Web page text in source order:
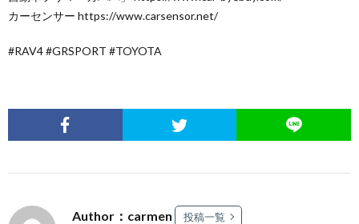
カーセンサー https://www.carsensor.net/
#RAV4 #GRSPORT #TOYOTA
Author：carmen 投稿一覧